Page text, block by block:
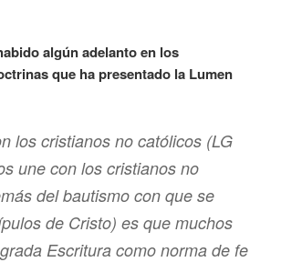
algún adelanto en los
que ha presentado la Lumen
los cristianos no católicos (LG
une con los cristianos no
del bautismo con que se
de Cristo) es que muchos
Escritura como norma de fe